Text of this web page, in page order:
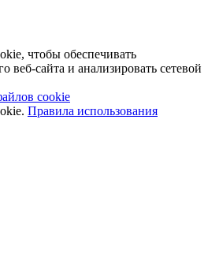
чтобы обеспечивать
веб-сайта и анализировать сетевой
cookie
Правила использования